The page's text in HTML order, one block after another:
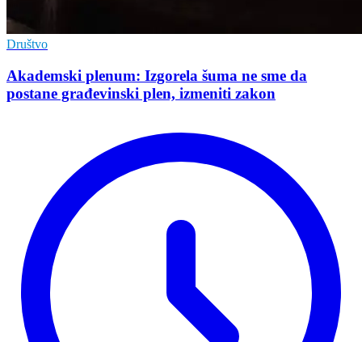
Društvo
Akademski plenum: Izgorela šuma ne sme da
postane građevinski plen, izmeniti zakon